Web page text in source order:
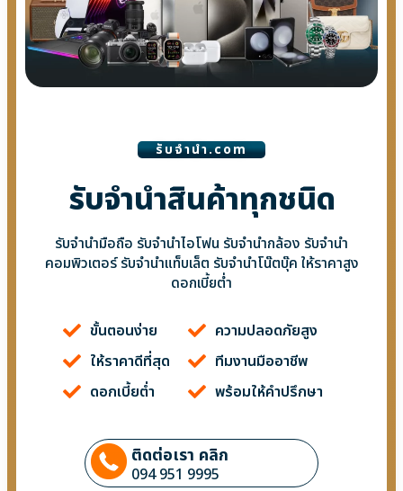
รับจํานํา.com
รับจำนำสินค้าทุกชนิด
รับจำนำมือถือ รับจำนำไอโฟน รับจำนำกล้อง รับจำนำ
คอมพิวเตอร์ รับจำนำแท็บเล็ต รับจำนำโน๊ตบุ๊ค ให้ราคาสูง
ดอกเบี้ยต่ำ
ขั้นตอนง่าย
ให้ราคาดีที่สุด
ดอกเบี้ยต่ำ
ความปลอดภัยสูง
ทีมงานมืออาชีพ
พร้อมให้คำปรึกษา
ติดต่อเรา คลิก
094 951 9995